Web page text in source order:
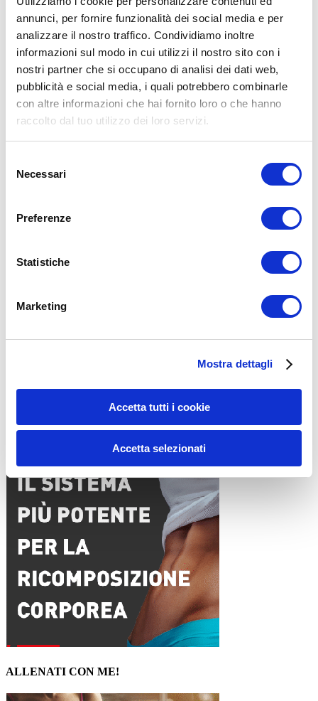
annunci, per fornire funzionalità dei social media e per
analizzare il nostro traffico. Condividiamo inoltre
informazioni sul modo in cui utilizzi il nostro sito con i
nostri partner che si occupano di analisi dei dati web,
pubblicità e social media, i quali potrebbero combinarle
con altre informazioni che hai fornito loro o che hanno
raccolto dal tuo utilizzo dei loro servizi.
delNecessari
Preferenze
Statistiche
Marketing
Mostra dettagli
Accetta tutti i cookie
Accetta selezionati
consiglia pertanto di prestare la massima attenzione e di eseguire
esercizi e metodologie adatte al proprio livello di forma. Consultare
il proprio medico di fiducia prima di intraprendere qualsiasi forma di
attività fisica o regime alimentare.
Condividi:
X
Facebook
Commento*
Nome*
Sito web
15WORKOUT SCARICA ORA
ALLENATI CON ME!